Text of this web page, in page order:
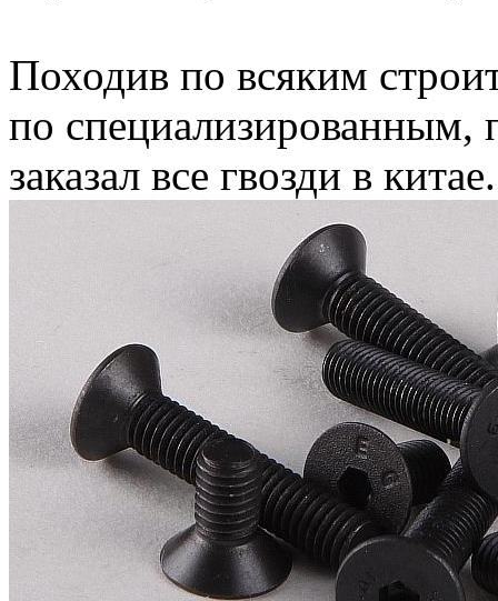
Походив по всяким
по специализированным,
заказал все гвозди в